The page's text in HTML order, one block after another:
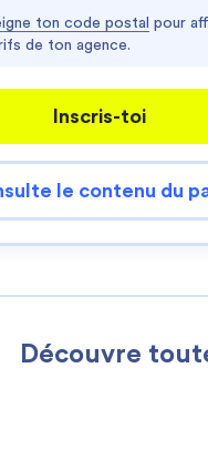
ton code postal pour
de ton agence.
Inscris-toi
le contenu du
Découvre